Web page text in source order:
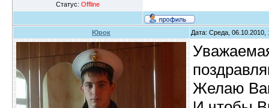
Статус: Offline
Юрок Дата: Среда,
Желаю